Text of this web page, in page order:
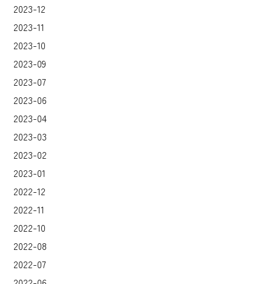
2023-12
2023-11
2023-10
2023-09
2023-07
2023-06
2023-04
2023-03
2023-02
2023-01
2022-12
2022-11
2022-10
2022-08
2022-07